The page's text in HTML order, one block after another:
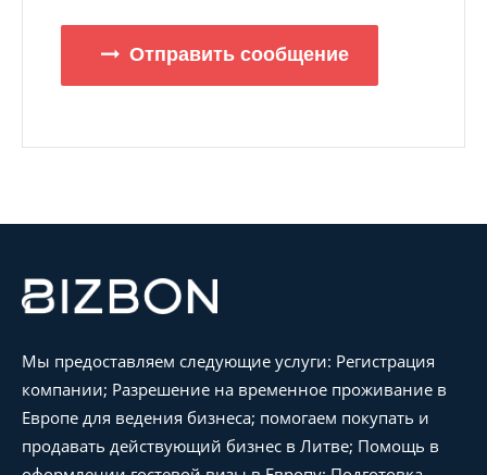
Отправить сообщение
Мы предоставляем следующие услуги: Регистрация
компании; Разрешение на временное проживание в
Европе для ведения бизнеса; помогаем покупать и
продавать действующий бизнес в Литве; Помощь в